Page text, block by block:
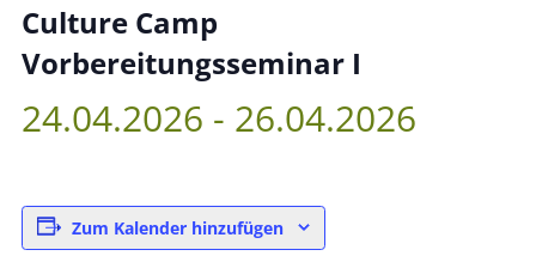
Culture Camp
Vorbereitungsseminar I
24.04.2026 - 26.04.2026
Zum Kalender hinzufügen